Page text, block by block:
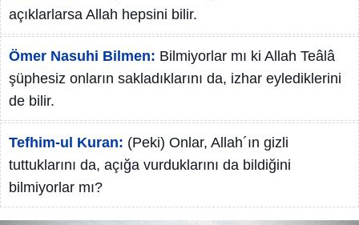
açıklarlarsa Allah hepsini bilir.
Ömer Nasuhi Bilmen: Bilmiyorlar mı ki Allah Teâlâ
şüphesiz onların sakladıklarını da, izhar eylediklerini
de bilir.
Tefhim-ul Kuran: (Peki) Onlar, Allah´ın gizli
tuttuklarını da, açığa vurduklarını da bildiğini
bilmiyorlar mı?